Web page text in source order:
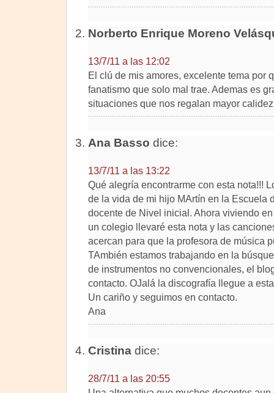
Norberto Enrique Moreno
13/7/11 a las 12:02
El clú de mis amores, excelente tema por
fanatismo que solo mal trae. Ademas es
situaciones que nos regalan mayor
Ana Basso dice:
13/7/11 a las 13:22
Qué alegría encontrarme con esta nota!!!
de la vida de mi hijo MArtín en la Escuela
docente de Nivel inicial. Ahora viviendo
un colegio llevaré esta nota y las
acercan para que la profesora de música
TAmbién estamos trabajando en la
de instrumentos no convencionales, el
contacto. OJalá la discografía llegue a
Un cariño y seguimos en contacto.
Ana
Cristinadice:
28/7/11 a las 20:55